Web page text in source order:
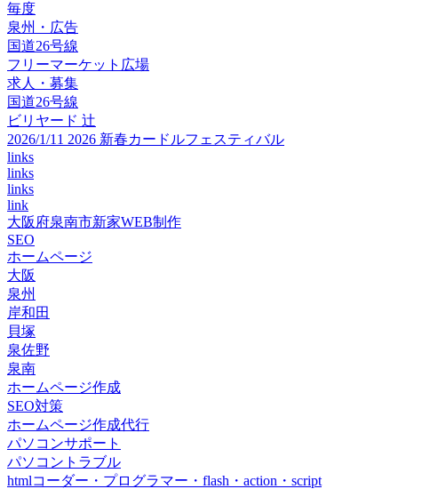
毎度
泉州・広告
国道26号線
フリーマーケット広場
求人・募集
国道26号線
ビリヤード 辻
2026/1/11 2026 新春カードルフェスティバル
links
links
links
link
大阪府泉南市新家WEB制作
SEO
ホームページ
大阪
泉州
岸和田
貝塚
泉佐野
泉南
ホームページ作成
SEO対策
ホームページ作成代行
パソコンサポート
パソコントラブル
htmlコーダー・プログラマー・flash・action・script